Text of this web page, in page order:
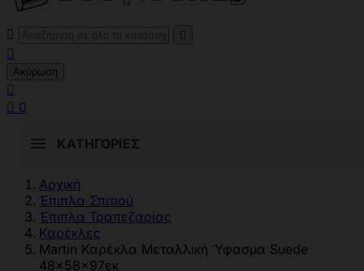
 

Ακύρωση

 0
ΚΑΤΗΓΟΡΊΕΣ
Αρχική
Έπιπλα Σπιτιού
Έπιπλα Τραπεζαρίας
Καρέκλες
Martin Καρέκλα Μεταλλική Ύφασμα Suede
48x58x97εκ